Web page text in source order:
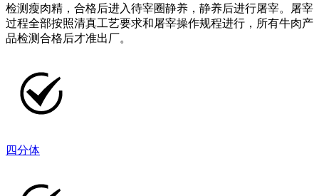
检测瘦肉精，合格后进入待宰圈静养，静养后进行屠宰。屠宰
过程全部按照清真工艺要求和屠宰操作规程进行，所有牛肉产
品检测合格后才准出厂。
四分体